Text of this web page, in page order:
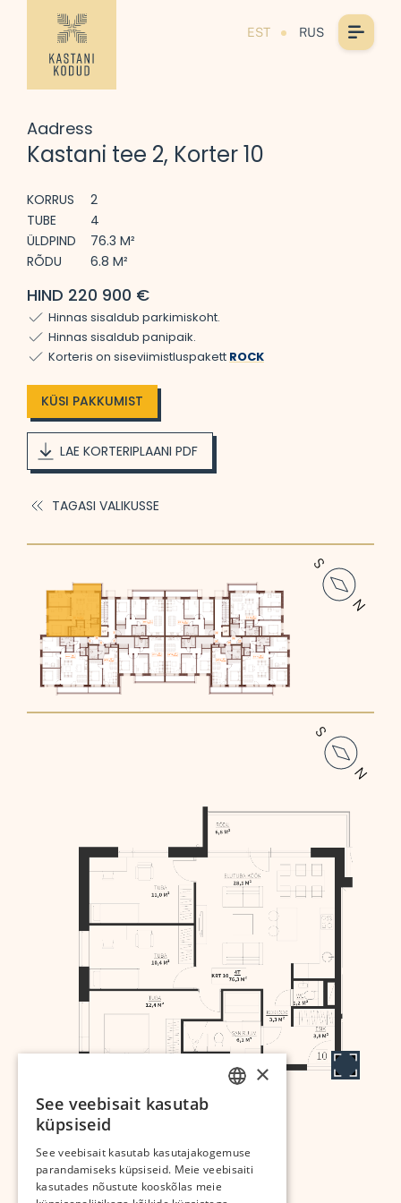
EST RUS
Aadress
Kastani tee 2, Korter 10
KORRUS
2
TUBE
4
ÜLDPIND
76.3 M²
RÕDU
6.8 M²
HIND 220 900 €
Hinnas sisaldub parkimiskoht.
Hinnas sisaldub panipaik.
Korteris on siseviimistluspakett ROCK
KÜSI PAKKUMIST
LAE KORTERIPLAANI PDF
TAGASI VALIKUSSE
Arendab:
×
See veebisait kasutab
küpsiseid
See veebisait kasutab kasutajakogemuse
parandamiseks küpsiseid. Meie veebisaiti
kasutades nõustute kooskõlas meie